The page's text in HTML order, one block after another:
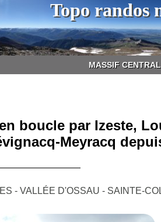
Topo randos
MASSIF CENTRAL
boucle par Izeste,
Meyracq
- VALLÉE D'OSSAU - SAINTE-